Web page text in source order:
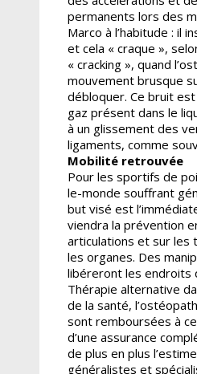
permanents lors des
Marco à l’habitude : il
et cela « craque »,
« cracking », quand
mouvement brusque
débloquer. Ce bruit est
gaz présent dans le
à un glissement des
ligaments, comme
Mobilité retrouvée
Pour les sportifs de
le-monde souffrant
but visé est
viendra la prévention
articulations et sur les
les organes. Des
libéreront les endroits
Thérapie alternative
de la santé,
sont remboursées à
d’une assurance
de plus en plus
généralistes et